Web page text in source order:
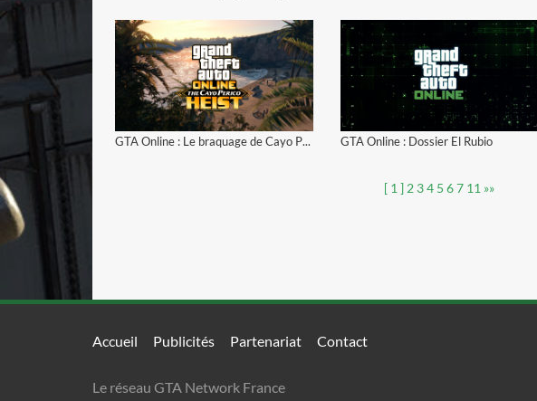
GTA Online : Le braquage de Cayo Perico (Trailer #1) GTA Online : Dossier El Rubio
[ 1 ]2 34 5 67 11 »»
Accueil Publicités Partenariat Contact
Le réseau GTA Network France